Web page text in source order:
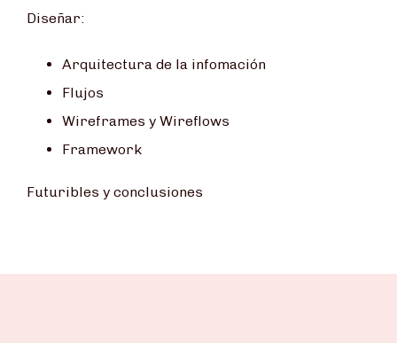
Diseñar:
Arquitectura de la infomación
Flujos
Wireframes y Wireflows
Framework
Futuribles y conclusiones